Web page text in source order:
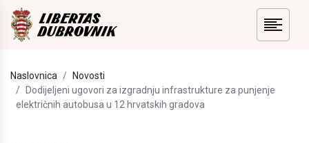
Naslovnica
Novosti
Dodijeljeni ugovori za izgradnju infrastrukture za punjenje
električnih autobusa u 12 hrvatskih gradova